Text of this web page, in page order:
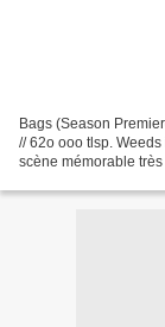
Bags (Season
// 62o ooo tlsp.
scène mémorable